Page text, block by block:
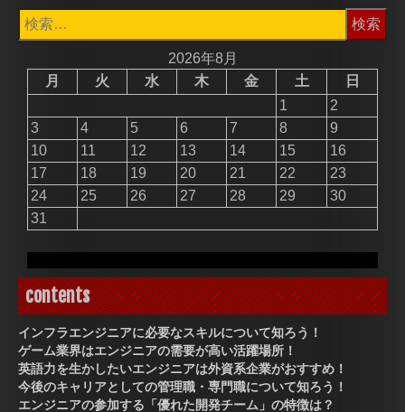
検
索:
2026年8月
月
火 水 木 金 土
日
1
2
3
4 5 6 7 8
9
10
11 12 13 14 15
16
17
18 19 20 21 22
23
24
25 26 27 28 29
30
31
contents
インフラエンジニアに必要なスキルについて知ろう！
ゲーム業界はエンジニアの需要が高い活躍場所！
英語力を生かしたいエンジニアは外資系企業がおすすめ！
今後のキャリアとしての管理職・専門職について知ろう！
エンジニアの参加する「優れた開発チーム」の特徴は？